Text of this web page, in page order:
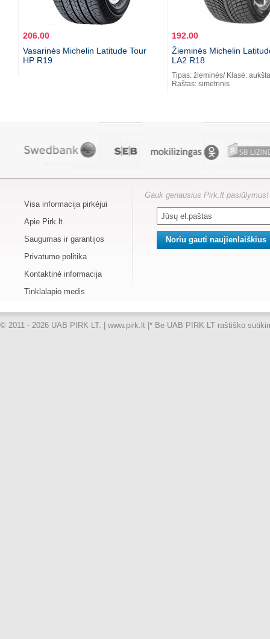
206.00
Vasarinės Michelin Latitude Tour
HP R19
192.00
Žieminės Michelin
LA2 R18
Tipas: žieminės/ Klasė:
Raštas: simetrinis
Visa informacija pirkėjui
Apie Pirk.lt
Saugumas ir garantijos
Privatumo politika
Kontaktinė informacija
Tinklalapio medis
Gauk geriausius Pirk.lt pasiūlymus!
© 2011 - 2026 UAB PIRK LT. | www.pirk.lt | * Be UAB PIRK LT raštiško